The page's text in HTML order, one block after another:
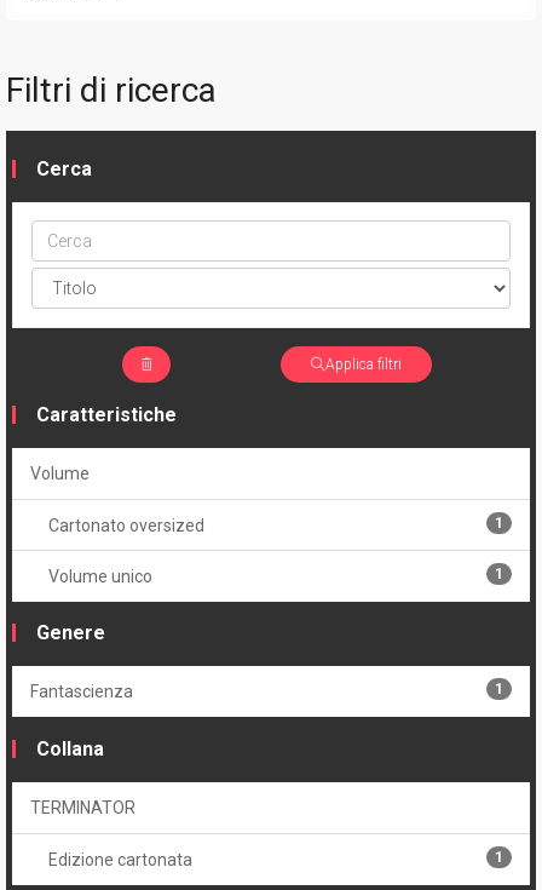
Filtri di ricerca
Cerca
Cerca
ptype
Applica filtri
Caratteristiche
Volume
Cartonato oversized 1
Volume unico 1
Genere
Fantascienza 1
Collana
TERMINATOR
Edizione cartonata 1